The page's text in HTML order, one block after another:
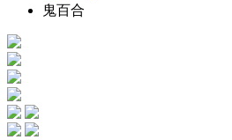
鬼百合